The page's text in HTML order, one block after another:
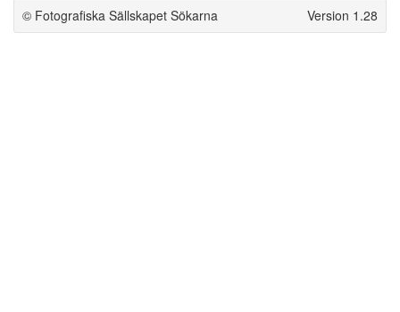
© Fotografiska Sällskapet Sökarna Version 1.28